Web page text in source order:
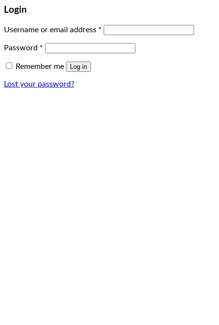
Login
Username or email address *
Password *
Remember me Log in
Lost your password?